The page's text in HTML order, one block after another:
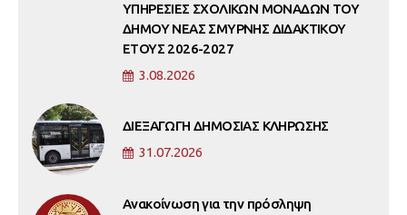
ΥΠΗΡΕΣΙΕΣ ΣΧΟΛΙΚΩΝ ΜΟΝΑΔΩΝ ΤΟΥ
ΔΗΜΟΥ ΝΕΑΣ ΣΜΥΡΝΗΣ ΔΙΔΑΚΤΙΚΟΥ
ΕΤΟΥΣ 2026-2027
3.08.2026
ΔΙΕΞΑΓΩΓΗ ΔΗΜΟΣΙΑΣ ΚΛΗΡΩΣΗΣ
31.07.2026
Ανακοίνωση για την πρόσληψη